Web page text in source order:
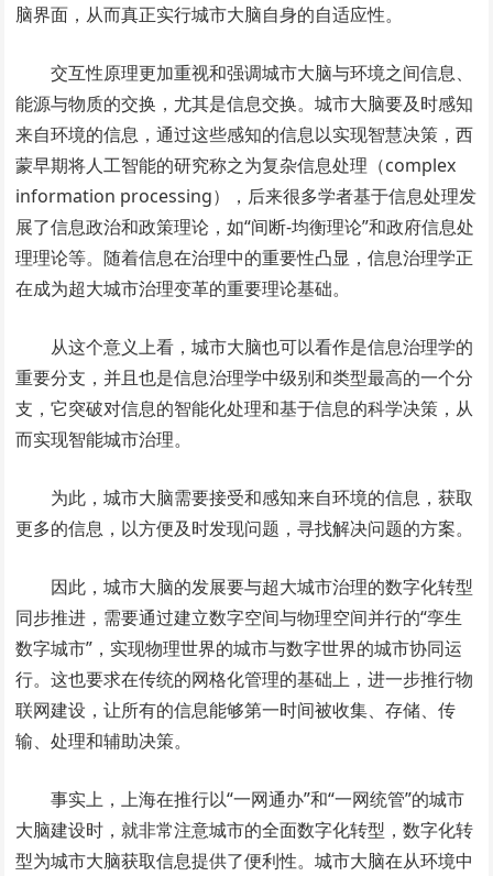
脑界面，从而真正实行城市大脑自身的自适应性。
交互性原理更加重视和强调城市大脑与环境之间信息、
能源与物质的交换，尤其是信息交换。城市大脑要及时感知
来自环境的信息，通过这些感知的信息以实现智慧决策，西
蒙早期将人工智能的研究称之为复杂信息处理（complex
information processing），后来很多学者基于信息处理发
展了信息政治和政策理论，如“间断-均衡理论”和政府信息处
理理论等。随着信息在治理中的重要性凸显，信息治理学正
在成为超大城市治理变革的重要理论基础。
从这个意义上看，城市大脑也可以看作是信息治理学的
重要分支，并且也是信息治理学中级别和类型最高的一个分
支，它突破对信息的智能化处理和基于信息的科学决策，从
而实现智能城市治理。
为此，城市大脑需要接受和感知来自环境的信息，获取
更多的信息，以方便及时发现问题，寻找解决问题的方案。
因此，城市大脑的发展要与超大城市治理的数字化转型
同步推进，需要通过建立数字空间与物理空间并行的“孪生
数字城市”，实现物理世界的城市与数字世界的城市协同运
行。这也要求在传统的网格化管理的基础上，进一步推行物
联网建设，让所有的信息能够第一时间被收集、存储、传
输、处理和辅助决策。
事实上，上海在推行以“一网通办”和“一网统管”的城市
大脑建设时，就非常注意城市的全面数字化转型，数字化转
型为城市大脑获取信息提供了便利性。城市大脑在从环境中